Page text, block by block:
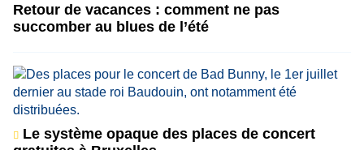
Retour de vacances : comment ne pas
succomber au blues de l’été
Le système opaque des places de concert